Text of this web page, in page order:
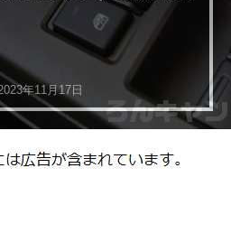
年11月17日